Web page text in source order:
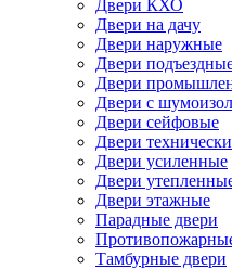
Двери КХО
Двери на дачу
Двери наружные
Двери
Двери
Двери с
Двери сейфовые
Двери
Двери усиленные
Двери
Двери этажные
Парадные двери
Тамбурные двери